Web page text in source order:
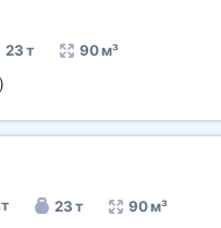
23 т 90 м³
23 т 90 м³